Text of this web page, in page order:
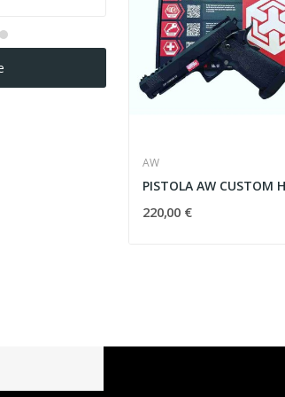
AW
220,00 €